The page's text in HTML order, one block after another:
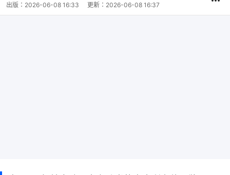
出版： 2026-06-08 16:33 更新： 2026-06-08 16:37